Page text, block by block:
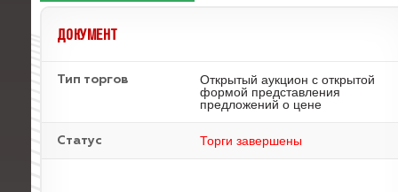
ДОКУМЕНТ
Тип торгов
Открытый аукцион с открытой
формой представления
предложений о цене
Статус Торги завершены